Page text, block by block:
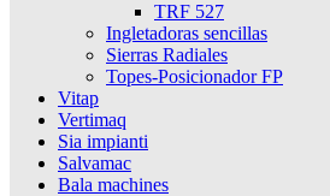
TRF 527
Ingletadoras sencillas
Sierras Radiales
Topes-Posicionador FP
Vitap
Vertimaq
Sia impianti
Salvamac
Bala machines